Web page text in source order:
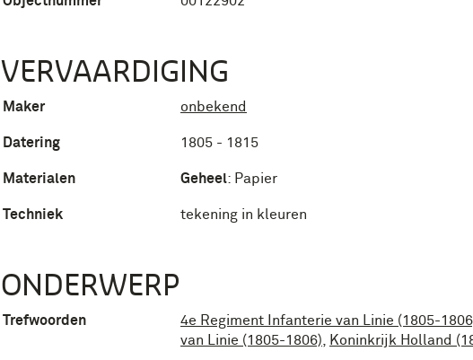
VERVAARDIGING
Maker onbekend
Datering 1805 - 1815
Materialen Geheel: Papier
Techniek tekening in kleuren
ONDERWERP
Trefwoorden 4e Regiment Infanterie van Linie (1805-
van Linie (1805-1806)
Koninkrijk Holland